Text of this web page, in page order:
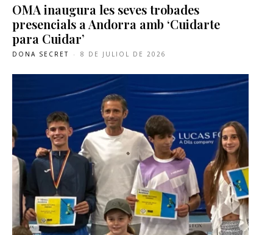
OMA inaugura les seves trobades
presencials a Andorra amb ‘Cuidarte
para Cuidar’
DONA SECRET - 8 DE JULIOL DE 2026